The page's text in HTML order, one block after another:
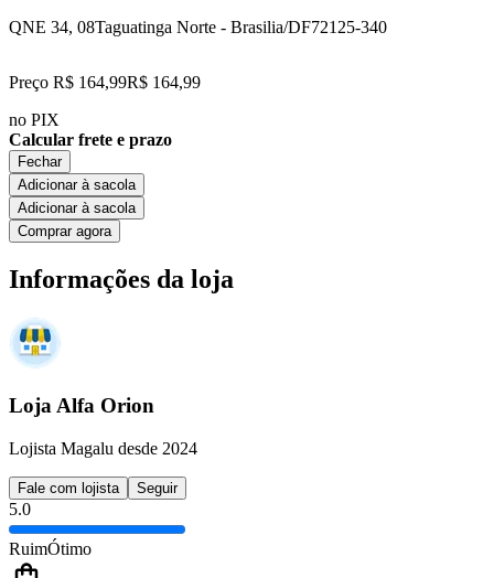
QNE 34, 08Taguatinga Norte - Brasilia/DF72125-340
Preço R$ 164,99R$ 164,99
no PIX
Calcular frete e prazo
Fechar
Adicionar à sacola
Adicionar à sacola
Comprar agora
Informações da loja
Loja Alfa Orion
Lojista Magalu desde 2024
Fale com lojista Seguir
5.0
RuimÓtimo